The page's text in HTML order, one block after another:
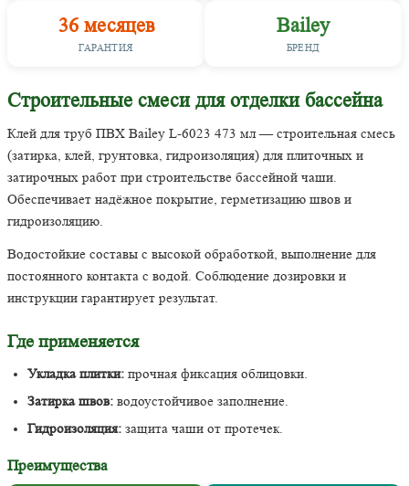
36 месяцев
ГАРАНТИЯ
Bailey
БРЕНД
Строительные смеси для отделки бассейна
Клей для труб ПВХ Bailey L-6023 473 мл — строительная смесь
(затирка, клей, грунтовка, гидроизоляция) для плиточных и
затирочных работ при строительстве бассейной чаши.
Обеспечивает надёжное покрытие, герметизацию швов и
гидроизоляцию.
Водостойкие составы с высокой обработкой, выполнение для
постоянного контакта с водой. Соблюдение дозировки и
инструкции гарантирует результат.
Где применяется
Укладка плитки: прочная фиксация облицовки.
Затирка швов: водоустойчивое заполнение.
Гидроизоляция: защита чаши от протечек.
Преимущества